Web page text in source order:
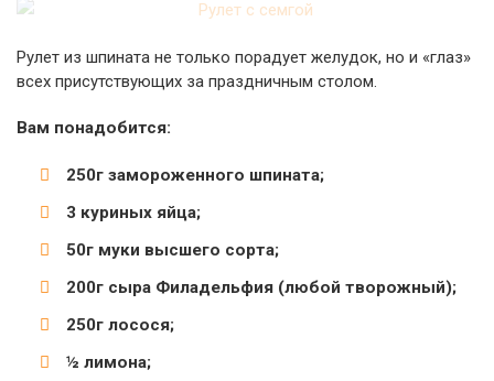
Рулет из шпината не только порадует желудок, но и «глаз»
всех присутствующих за праздничным столом.
Вам понадобится:
250г замороженного шпината;
3 куриных яйца;
50г муки высшего сорта;
200г сыра Филадельфия (любой творожный);
250г лосося;
½ лимона;